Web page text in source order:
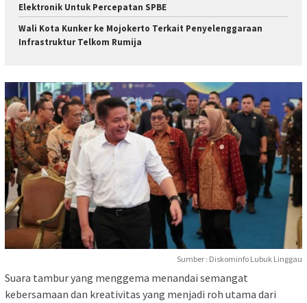
Elektronik Untuk Percepatan SPBE
Wali Kota Kunker ke Mojokerto Terkait Penyelenggaraan
Infrastruktur Telkom Rumija
Sumber : Diskominfo Lubuk Linggau
Suara tambur yang menggema menandai semangat
kebersamaan dan kreativitas yang menjadi roh utama dari